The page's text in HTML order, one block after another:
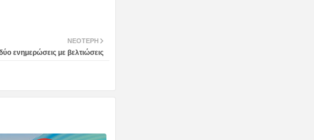
ΝΕΌΤΕΡΗ
ενημερώσεις με βελτιώσεις